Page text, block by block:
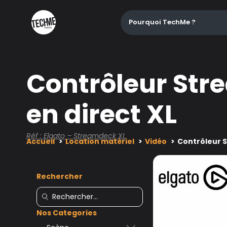
Pourquoi TechMe ?
Contrôleur
en direct XL
Réf : Elgato – Streamdeck XL
Accueil Location matériel Vidéo Contrôleur
Rechercher
Nos Categories